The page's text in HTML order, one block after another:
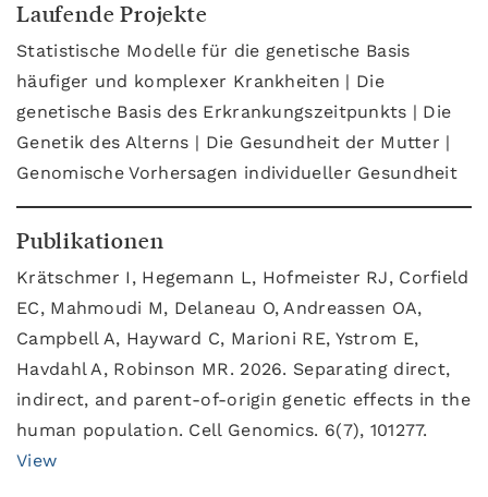
Laufende Projekte
Statistische Modelle für die genetische Basis
häufiger und komplexer Krankheiten | Die
genetische Basis des Erkrankungszeitpunkts | Die
Genetik des Alterns | Die Gesundheit der Mutter |
Genomische Vorhersagen individueller Gesundheit
Publikationen
Krätschmer I, Hegemann L, Hofmeister RJ, Corfield
EC, Mahmoudi M, Delaneau O, Andreassen OA,
Campbell A, Hayward C, Marioni RE, Ystrom E,
Havdahl A, Robinson MR. 2026. Separating direct,
indirect, and parent-of-origin genetic effects in the
human population. Cell Genomics. 6(7), 101277.
View